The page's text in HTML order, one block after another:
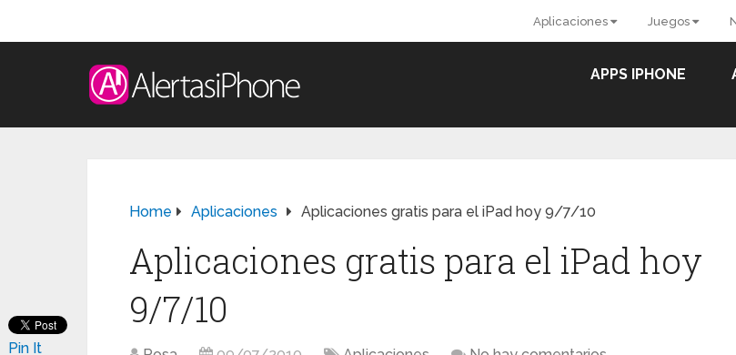
Aplicaciones Juegos
APPS IPHONE
Home Aplicaciones Aplicaciones gratis para el iPad hoy 9/7/10
Aplicaciones gratis para el iPad hoy
9/7/10
Pin It